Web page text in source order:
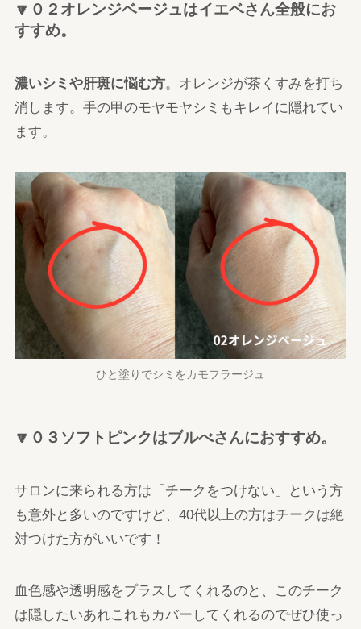
🔽０２オレンジベージュはイエベさん全般にお
すすめ。
濃いシミや肝斑に悩む方。オレンジが茶くすみを打ち
消します。手の甲のモヤモヤシミもキレイに隠れてい
ます。
ひと塗りでシミをカモフラージュ
🔽０３ソフトピンクはブルべさんにおすすめ。
サロンに来られる方は「チークをつけない」という方
も意外と多いのですけど、40代以上の方はチークは絶
対つけた方がいいです！
血色感や透明感をプラスしてくれるのと、このチーク
は隠したいあれこれもカバーしてくれるのでぜひ使っ